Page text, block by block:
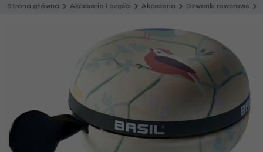
Strona główna Akcesoria i części Akcesoria Dzwonki rowerowe